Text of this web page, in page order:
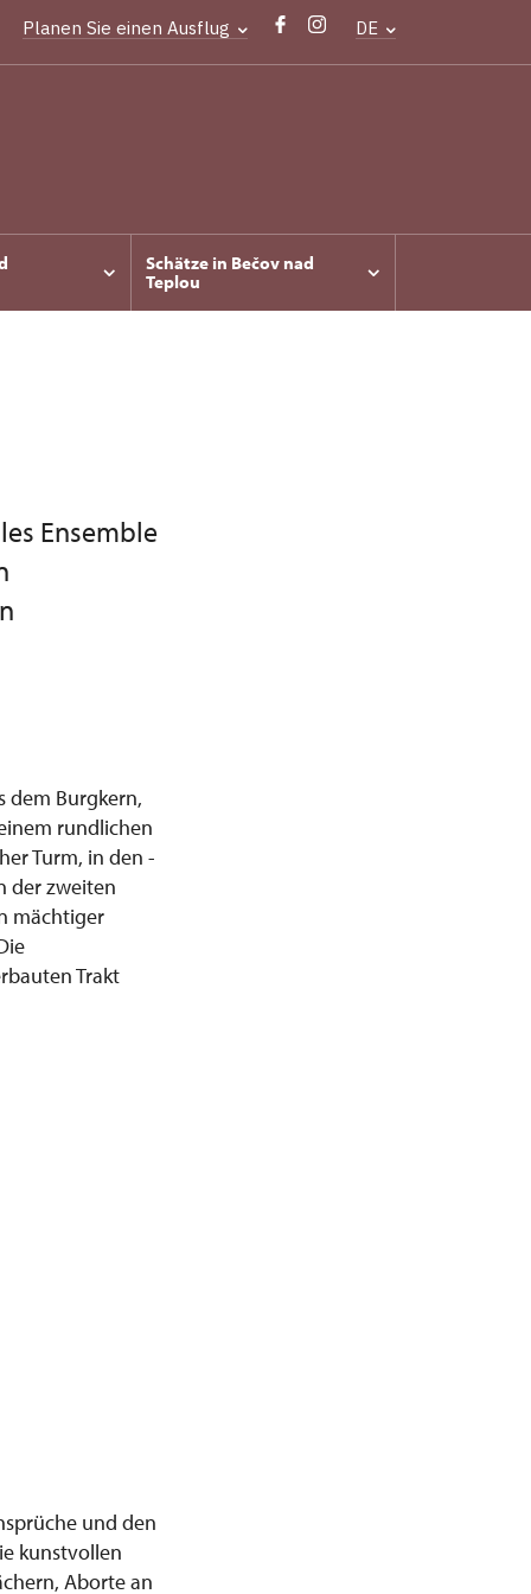
Planen Sie einen Ausflug DE
Schätze in Bečov nad
Teplou
Ensemble
dem Burgkern,
rundlichen
Turm, in den -
der zweiten
mächtiger
Trakt
und den
kunstvollen
Aborte an